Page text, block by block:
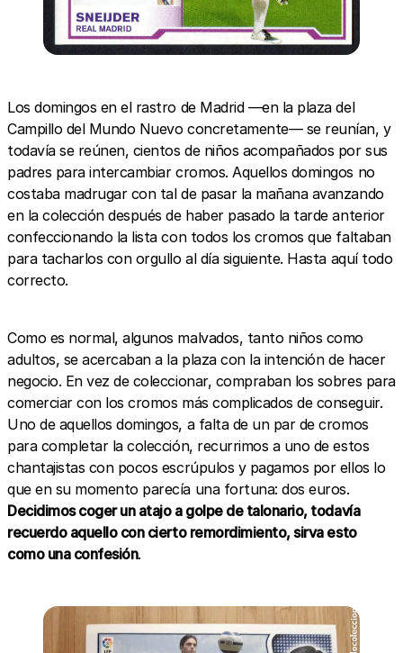
Los domingos en el rastro de Madrid —en la plaza del
Campillo del Mundo Nuevo concretamente— se reunían, y
todavía se reúnen, cientos de niños acompañados por sus
padres para intercambiar cromos. Aquellos domingos no
costaba madrugar con tal de pasar la mañana avanzando
en la colección después de haber pasado la tarde anterior
confeccionando la lista con todos los cromos que faltaban
para tacharlos con orgullo al día siguiente. Hasta aquí todo
correcto.
Como es normal, algunos malvados, tanto niños como
adultos, se acercaban a la plaza con la intención de hacer
negocio. En vez de coleccionar, compraban los sobres para
comerciar con los cromos más complicados de conseguir.
Uno de aquellos domingos, a falta de un par de cromos
para completar la colección, recurrimos a uno de estos
chantajistas con pocos escrúpulos y pagamos por ellos lo
que en su momento parecía una fortuna: dos euros.
Decidimos coger un atajo a golpe de talonario, todavía
recuerdo aquello con cierto remordimiento, sirva esto
como una confesión.